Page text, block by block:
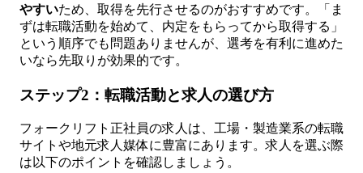
やすいため、取得を先行させるのがおすすめです。「ま
ずは転職活動を始めて、内定をもらってから取得する」
という順序でも問題ありませんが、選考を有利に進めた
いなら先取りが効果的です。
ステップ2：転職活動と求人の選び方
フォークリフト正社員の求人は、工場・製造業系の転職
サイトや地元求人媒体に豊富にあります。求人を選ぶ際
は以下のポイントを確認しましょう。